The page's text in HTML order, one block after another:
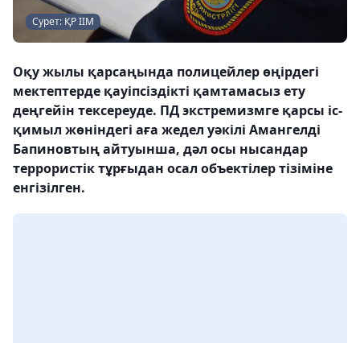
Сурет: ҚР ІІМ
Оқу жылы қарсаңында полицейлер өңірдегі
мектептерде қауіпсіздікті қамтамасыз ету
деңгейін тексереуде. ПД экстремизмге қарсы іс-
қимыл жөніндегі аға жедел уәкілі Амангелді
Бапиновтың айтуынша, дәл осы нысандар
террористік тұрғыдан осал объектілер тізіміне
енгізілген.